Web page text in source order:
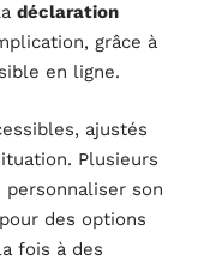
déclaration
grâce à
en ligne.
ajustés
Plusieurs
son
des options
fois à des